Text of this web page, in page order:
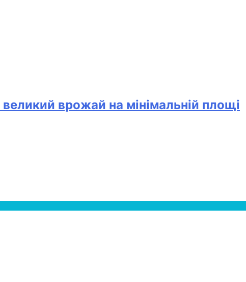
врожай на мінімальній площі